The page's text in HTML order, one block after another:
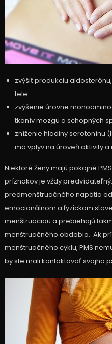
zvýšiť produkciu
tele
zvýšenie úrovne
tkanív mozgu a schopných
zníženie hladiny serotonínu
má vplyv na úroveň aktivity a
Niektoré ženy majú pokojné
príznakov je vždy
predmenštruačného napätia
emocionálnom a fyzickom
menštruáciou a prebiehajú
menštruačného obdobia. Ak
menštruačného cyklu, PMS
by ste mali kontaktovať svojho